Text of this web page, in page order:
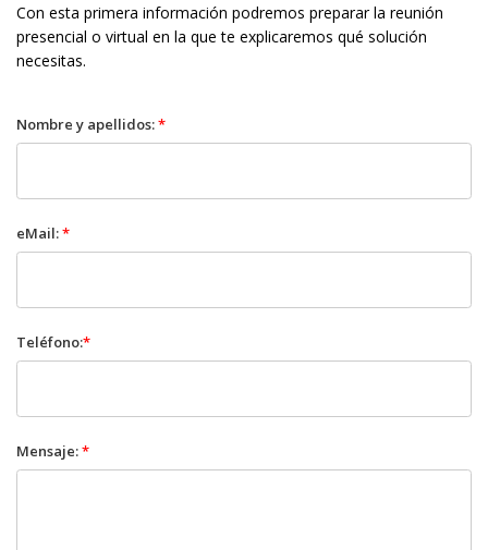
Con esta primera información podremos preparar la reunión
presencial o virtual en la que te explicaremos qué solución
necesitas.
Nombre y apellidos:*
eMail:*
Teléfono:*
Mensaje:*